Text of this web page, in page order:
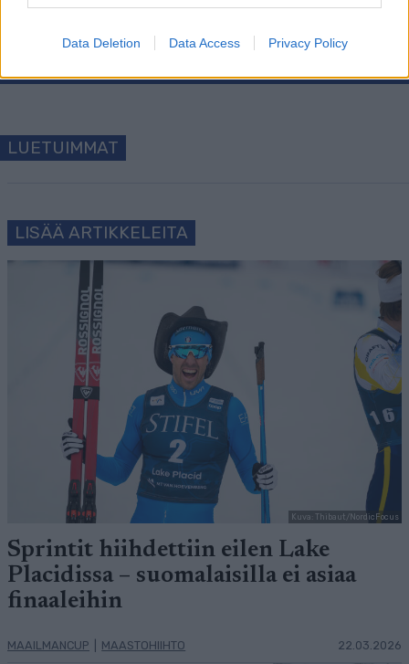
Data Deletion Data Access Privacy Policy
Tilaa
LUETUIMMAT
LISÄÄ ARTIKKELEITA
Kuva: Thibaut/NordicFocus
Sprintit hiihdettiin eilen Lake
Placidissa – suomalaisilla ei asiaa
finaaleihin
MAAILMANCUP MAASTOHIIHTO 22.03.2026